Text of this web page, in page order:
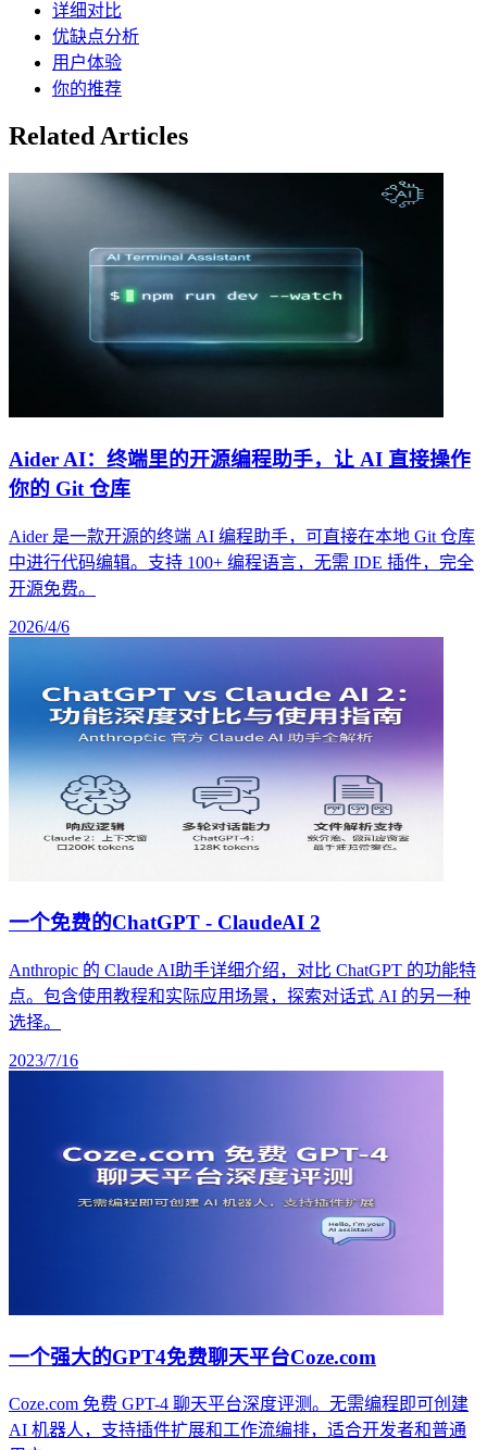
详细对比
优缺点分析
用户体验
你的推荐
Related Articles
Aider AI：终端里的开源编程助手，让 AI 直接操作
你的 Git 仓库
Aider 是一款开源的终端 AI 编程助手，可直接在本地 Git 仓库
中进行代码编辑。支持 100+ 编程语言，无需 IDE 插件，完全
开源免费。
2026/4/6
一个免费的ChatGPT - ClaudeAI 2
Anthropic 的 Claude AI助手详细介绍，对比 ChatGPT 的功能特
点。包含使用教程和实际应用场景，探索对话式 AI 的另一种
选择。
2023/7/16
一个强大的GPT4免费聊天平台Coze.com
Coze.com 免费 GPT-4 聊天平台深度评测。无需编程即可创建
AI 机器人，支持插件扩展和工作流编排，适合开发者和普通